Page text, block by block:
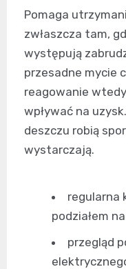
Pomaga
zwłaszcza tam,
występują
przesadne mycie
reagowanie
wpływać na
deszczu robią
wystarczają.
regularna
podziałem
przegląd